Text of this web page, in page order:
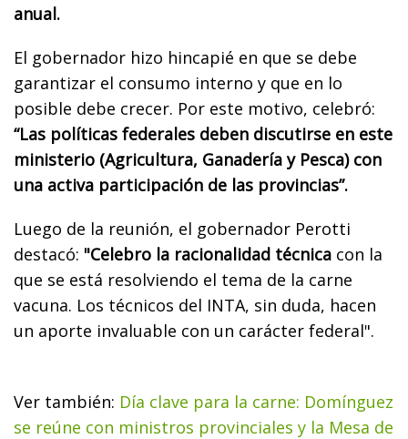
anual.
El gobernador hizo hincapié en que se debe
garantizar el consumo interno y que en lo
posible debe crecer. Por este motivo, celebró:
“Las políticas federales deben discutirse en este
ministerio (Agricultura, Ganadería y Pesca) con
una activa participación de las provincias”.
Luego de la reunión, el gobernador Perotti
destacó: "Celebro la racionalidad técnica con la
que se está resolviendo el tema de la carne
vacuna. Los técnicos del INTA, sin duda, hacen
un aporte invaluable con un carácter federal".
Ver también: Día clave para la carne: Domínguez
se reúne con ministros provinciales y la Mesa de